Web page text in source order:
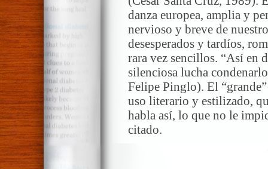
danza europea, amplia y
nervioso y breve de
desesperados y tardíos,
rara vez sencillos. “Así en
silenciosa lucha
Felipe Pinglo). El
uso literario y estilizado,
habla así, lo que no le
citado.